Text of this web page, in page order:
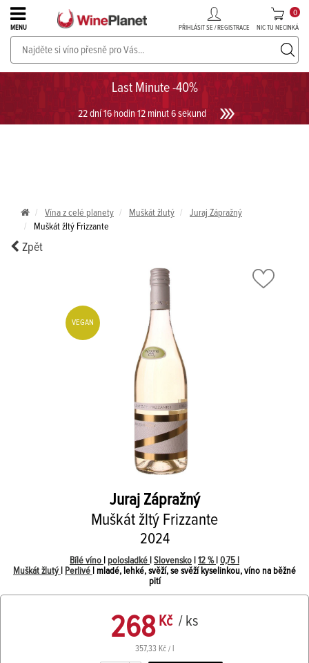
Last Minute -40%
22 dní 16 hodin 12 minut 6 sekund
MENU PŘIHLÁSIT SE / REGISTRACE NIC TU NECINKÁ
0
PROSECCO v akci až do -30%!UKÁZAT PROSECCO
Vína z celé planety Muškát žlutý
Juraj Zápražný
Muškát žltý Frizzante
Zpět
VEGAN
Juraj Zápražný
Muškát žltý Frizzante
2024
Bílé víno polosladké Slovensko 12 % 0,75 l
Muškát žlutý
Perlivé
| mladé, lehké, svěží, se svěží kyselinkou, víno na běžné
pití
268 Kč / ks
357,33 Kč / l